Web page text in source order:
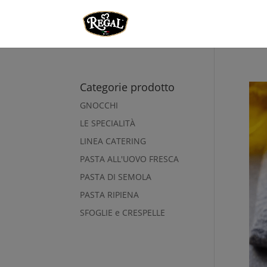
Categorie prodotto
GNOCCHI
LE SPECIALITÀ
LINEA CATERING
PASTA ALL'UOVO FRESCA
PASTA DI SEMOLA
PASTA RIPIENA
SFOGLIE e CRESPELLE